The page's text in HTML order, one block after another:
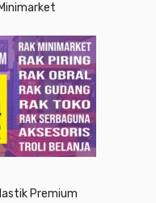
Premium